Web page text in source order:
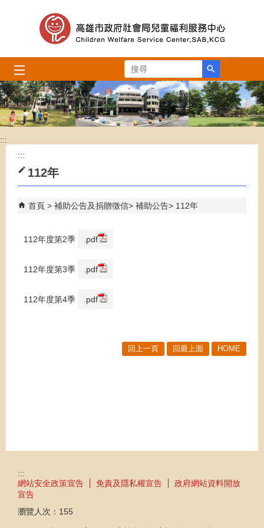
跳到主要內容區塊
搜尋
:::
:::
112年
首頁 補助公告及捐贈徵信 補助公告 112年
112年度第2季 .pdf
112年度第3季 .pdf
112年度第4季 .pdf
回上一頁 回最上面 HOME
:::
網站安全政策宣告
免責及隱私權宣告
政府網站資料開放
宣告
瀏覽人次： 155